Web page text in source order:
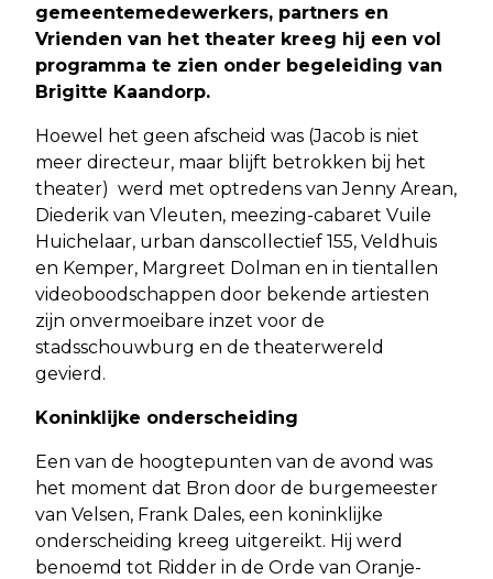
gemeentemedewerkers, partners en
Vrienden van het theater kreeg hij een vol
programma te zien onder begeleiding van
Brigitte Kaandorp.
Hoewel het geen afscheid was (Jacob is niet
meer directeur, maar blijft betrokken bij het
theater) werd met optredens van Jenny Arean,
Diederik van Vleuten, meezing-cabaret Vuile
Huichelaar, urban danscollectief 155, Veldhuis
en Kemper, Margreet Dolman en in tientallen
videoboodschappen door bekende artiesten
zijn onvermoeibare inzet voor de
stadsschouwburg en de theaterwereld
gevierd.
Koninklijke onderscheiding
Een van de hoogtepunten van de avond was
het moment dat Bron door de burgemeester
van Velsen, Frank Dales, een koninklijke
onderscheiding kreeg uitgereikt. Hij werd
benoemd tot Ridder in de Orde van Oranje-